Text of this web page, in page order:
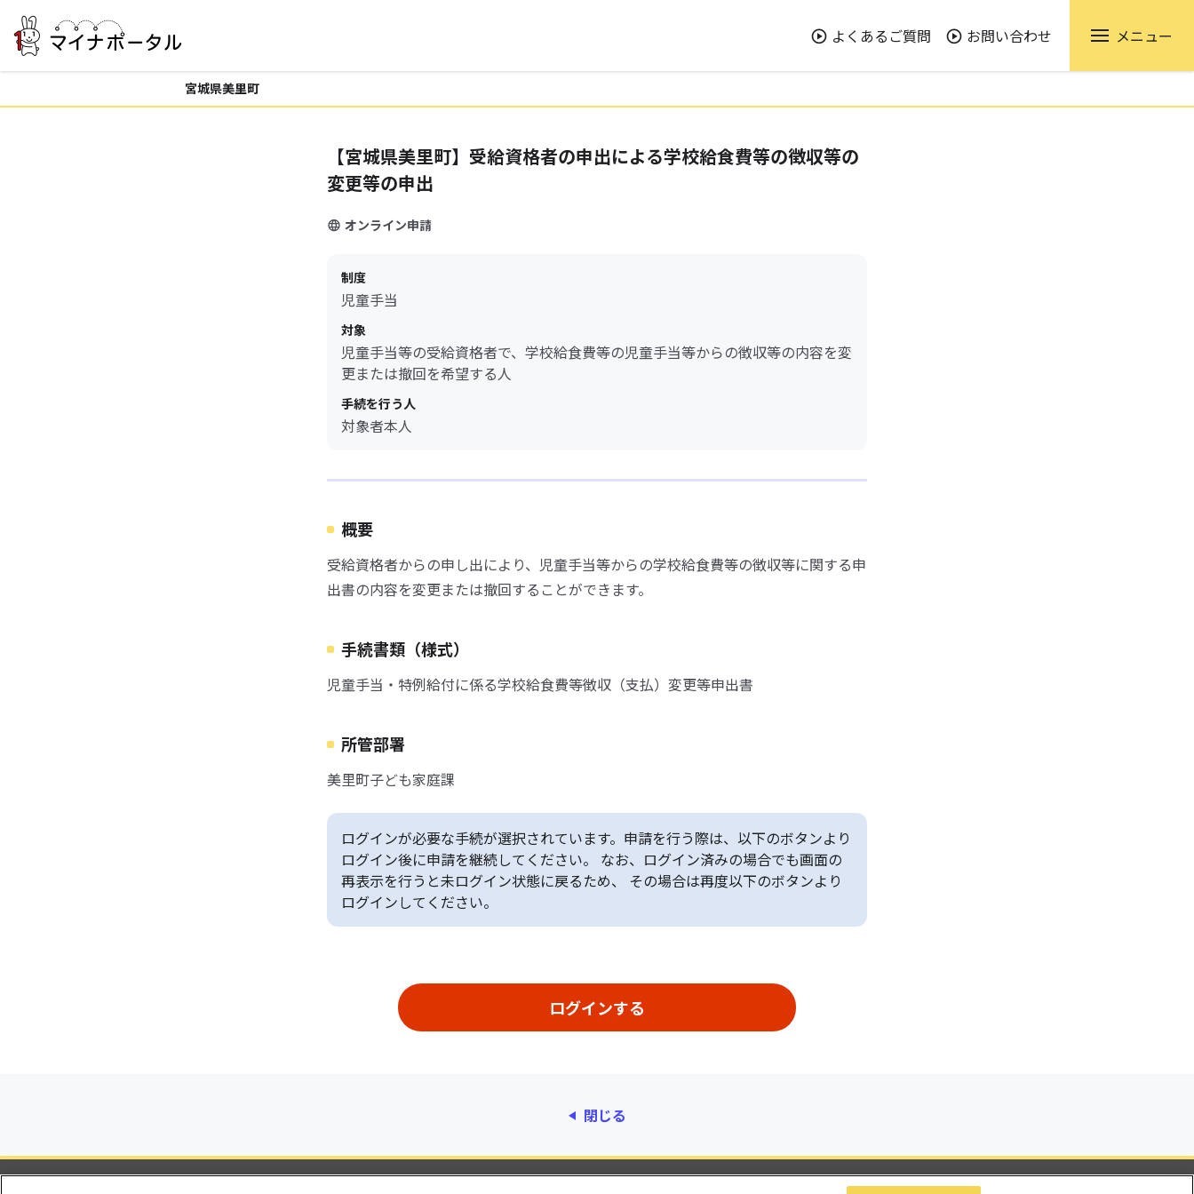
よくあるご質問 お問い合わせ メニュー
宮城県美里町
【宮城県美里町】受給資格者の申出による学校給食費等の徴収等の
変更等の申出
オンライン申請
制度
児童手当
対象
児童手当等の受給資格者で、学校給食費等の児童手当等からの徴収等の内容を変
更または撤回を希望する人
手続を行う人
対象者本人
概要
受給資格者からの申し出により、児童手当等からの学校給食費等の徴収等に関する申
出書の内容を変更または撤回することができます。
手続書類（様式）
児童手当・特例給付に係る学校給食費等徴収（支払）変更等申出書
所管部署
美里町子ども家庭課
ログインが必要な手続が選択されています。申請を行う際は、以下のボタンより
ログイン後に申請を継続してください。 なお、ログイン済みの場合でも画面の
再表示を行うと未ログイン状態に戻るため、 その場合は再度以下のボタンより
ログインしてください。
閉じる
動作環境 個人情報保護 利用規約 アクセシビリティ